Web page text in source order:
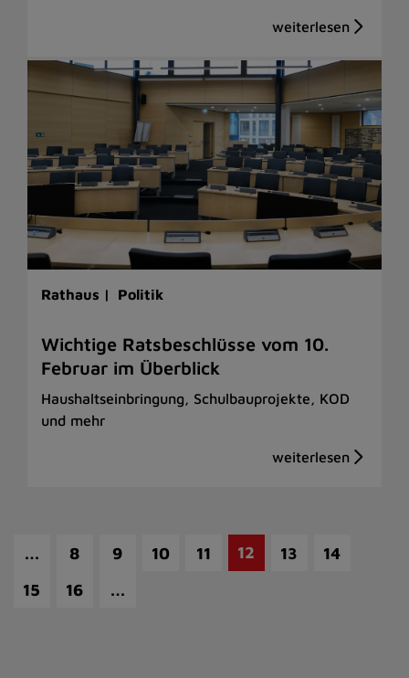
Rathaus | Politik
Wichtige Ratsbeschlüsse vom 10.
Februar im Überblick
Haushaltseinbringung, Schulbauprojekte, KOD
und mehr
… 8 9 10 11 12 13
14
15
16 …